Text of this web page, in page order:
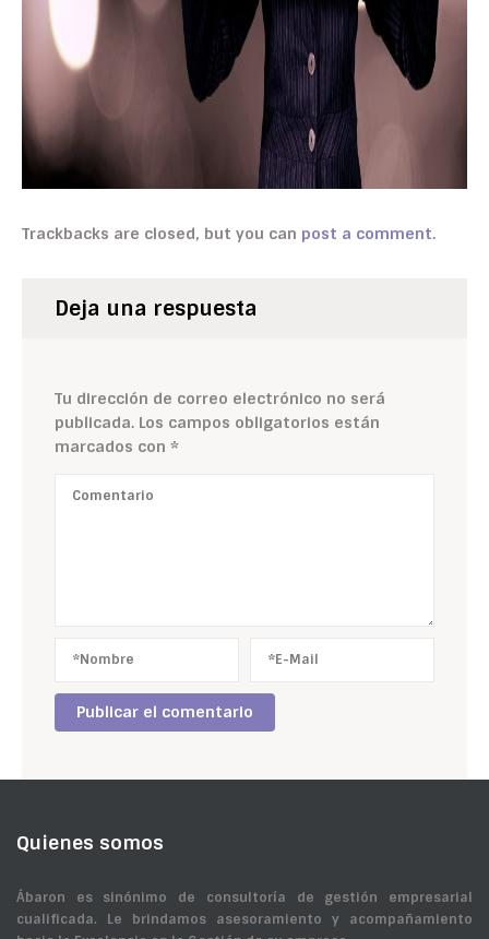
Trackbacks are closed, but you can post a comment.
Deja una respuesta
Tu dirección de correo electrónico no será
publicada. Los campos obligatorios están
marcados con *
Quienes somos
Ábaron es sinónimo de consultoría de gestión empresarial
cualificada. Le brindamos asesoramiento y acompañamiento